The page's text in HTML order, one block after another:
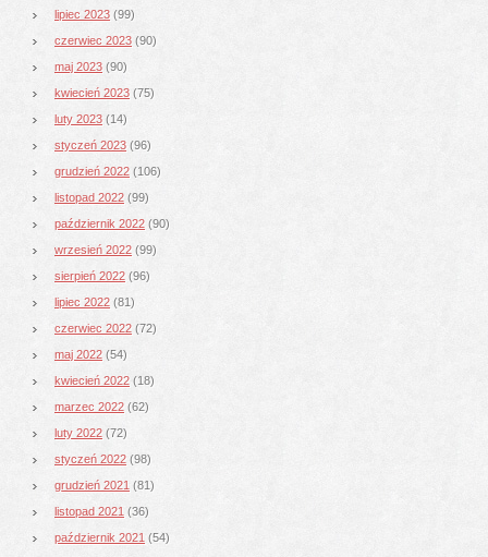
lipiec 2023 (99)
czerwiec 2023 (90)
maj 2023 (90)
kwiecień 2023 (75)
luty 2023 (14)
styczeń 2023 (96)
grudzień 2022 (106)
listopad 2022 (99)
październik 2022 (90)
wrzesień 2022 (99)
sierpień 2022 (96)
lipiec 2022 (81)
czerwiec 2022 (72)
maj 2022 (54)
kwiecień 2022 (18)
marzec 2022 (62)
luty 2022 (72)
styczeń 2022 (98)
grudzień 2021 (81)
listopad 2021 (36)
październik 2021 (54)